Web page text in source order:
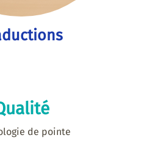
de pointe